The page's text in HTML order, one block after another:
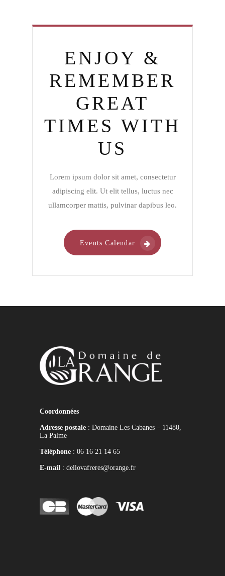
ENJOY &
REMEMBER
GREAT
TIMES WITH
US
Lorem ipsum dolor sit amet, consectetur
adipiscing elit. Ut elit tellus, luctus nec
ullamcorper mattis, pulvinar dapibus leo.
Events Calendar
Coordonnées
Adresse postale : Domaine Les Cabanes – 11480,
La Palme
Téléphone : 06 16 21 14 65
E-mail : dellovafreres@orange.fr